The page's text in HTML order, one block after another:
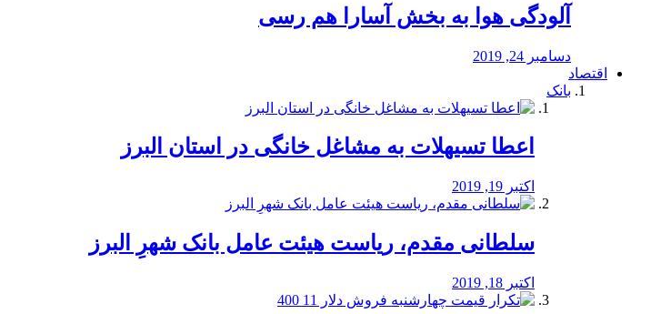
آلودگی هوا به بخش آسارا هم رسی
دسامبر 24, 2019
اقتصاد
بانک
️اعطا تسیهلات به مشاغل خانگی در استان البرز
اکتبر 19, 2019
سلطانی مقدم، ریاست هیئت عامل بانک شهرِ البرز
اکتبر 18, 2019